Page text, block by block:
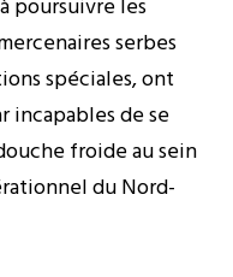
poursuivre les
serbes
spéciales, ont
incapables de se
froide au sein
du Nord-